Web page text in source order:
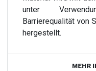
unter
Barrierequalität von
hergestellt.
MEHR